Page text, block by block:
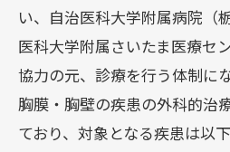
医療関係者の方
地域医療連携
薬-薬連携
い、自治医科大学附属病院（
医科大学附属さいたま医療セ
協力の元、診療を行う体制に
胸膜・胸壁の疾患の外科的治
ており、対象となる疾患は以